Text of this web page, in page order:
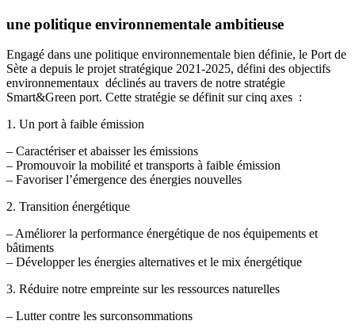
une politique environnementale ambitieuse
Engagé dans une politique environnementale bien définie, le Port de
Sète a depuis le projet stratégique 2021-2025, défini des objectifs
environnementaux déclinés au travers de notre stratégie
Smart&Green port. Cette stratégie se définit sur cinq axes :
1. Un port à faible émission
– Caractériser et abaisser les émissions
– Promouvoir la mobilité et transports à faible émission
– Favoriser l’émergence des énergies nouvelles
2. Transition énergétique
– Améliorer la performance énergétique de nos équipements et
bâtiments
– Développer les énergies alternatives et le mix énergétique
3. Réduire notre empreinte sur les ressources naturelles
– Lutter contre les surconsommations